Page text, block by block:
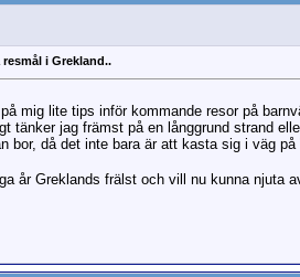
i Grekland..
mig lite tips inför kommande resor på
tänker jag främst på en långgrund strand
bor, då det inte bara är att kasta sig i väg
år Greklands frälst och vill nu kunna njuta